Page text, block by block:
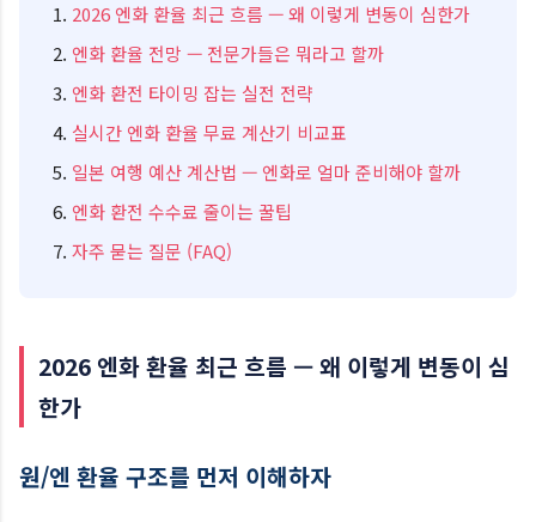
2026 엔화 환율 최근 흐름 — 왜 이렇게 변동이 심한가
엔화 환율 전망 — 전문가들은 뭐라고 할까
엔화 환전 타이밍 잡는 실전 전략
실시간 엔화 환율 무료 계산기 비교표
일본 여행 예산 계산법 — 엔화로 얼마 준비해야 할까
엔화 환전 수수료 줄이는 꿀팁
자주 묻는 질문 (FAQ)
2026 엔화 환율 최근 흐름 — 왜 이렇게 변동이 심
한가
원/엔 환율 구조를 먼저 이해하자